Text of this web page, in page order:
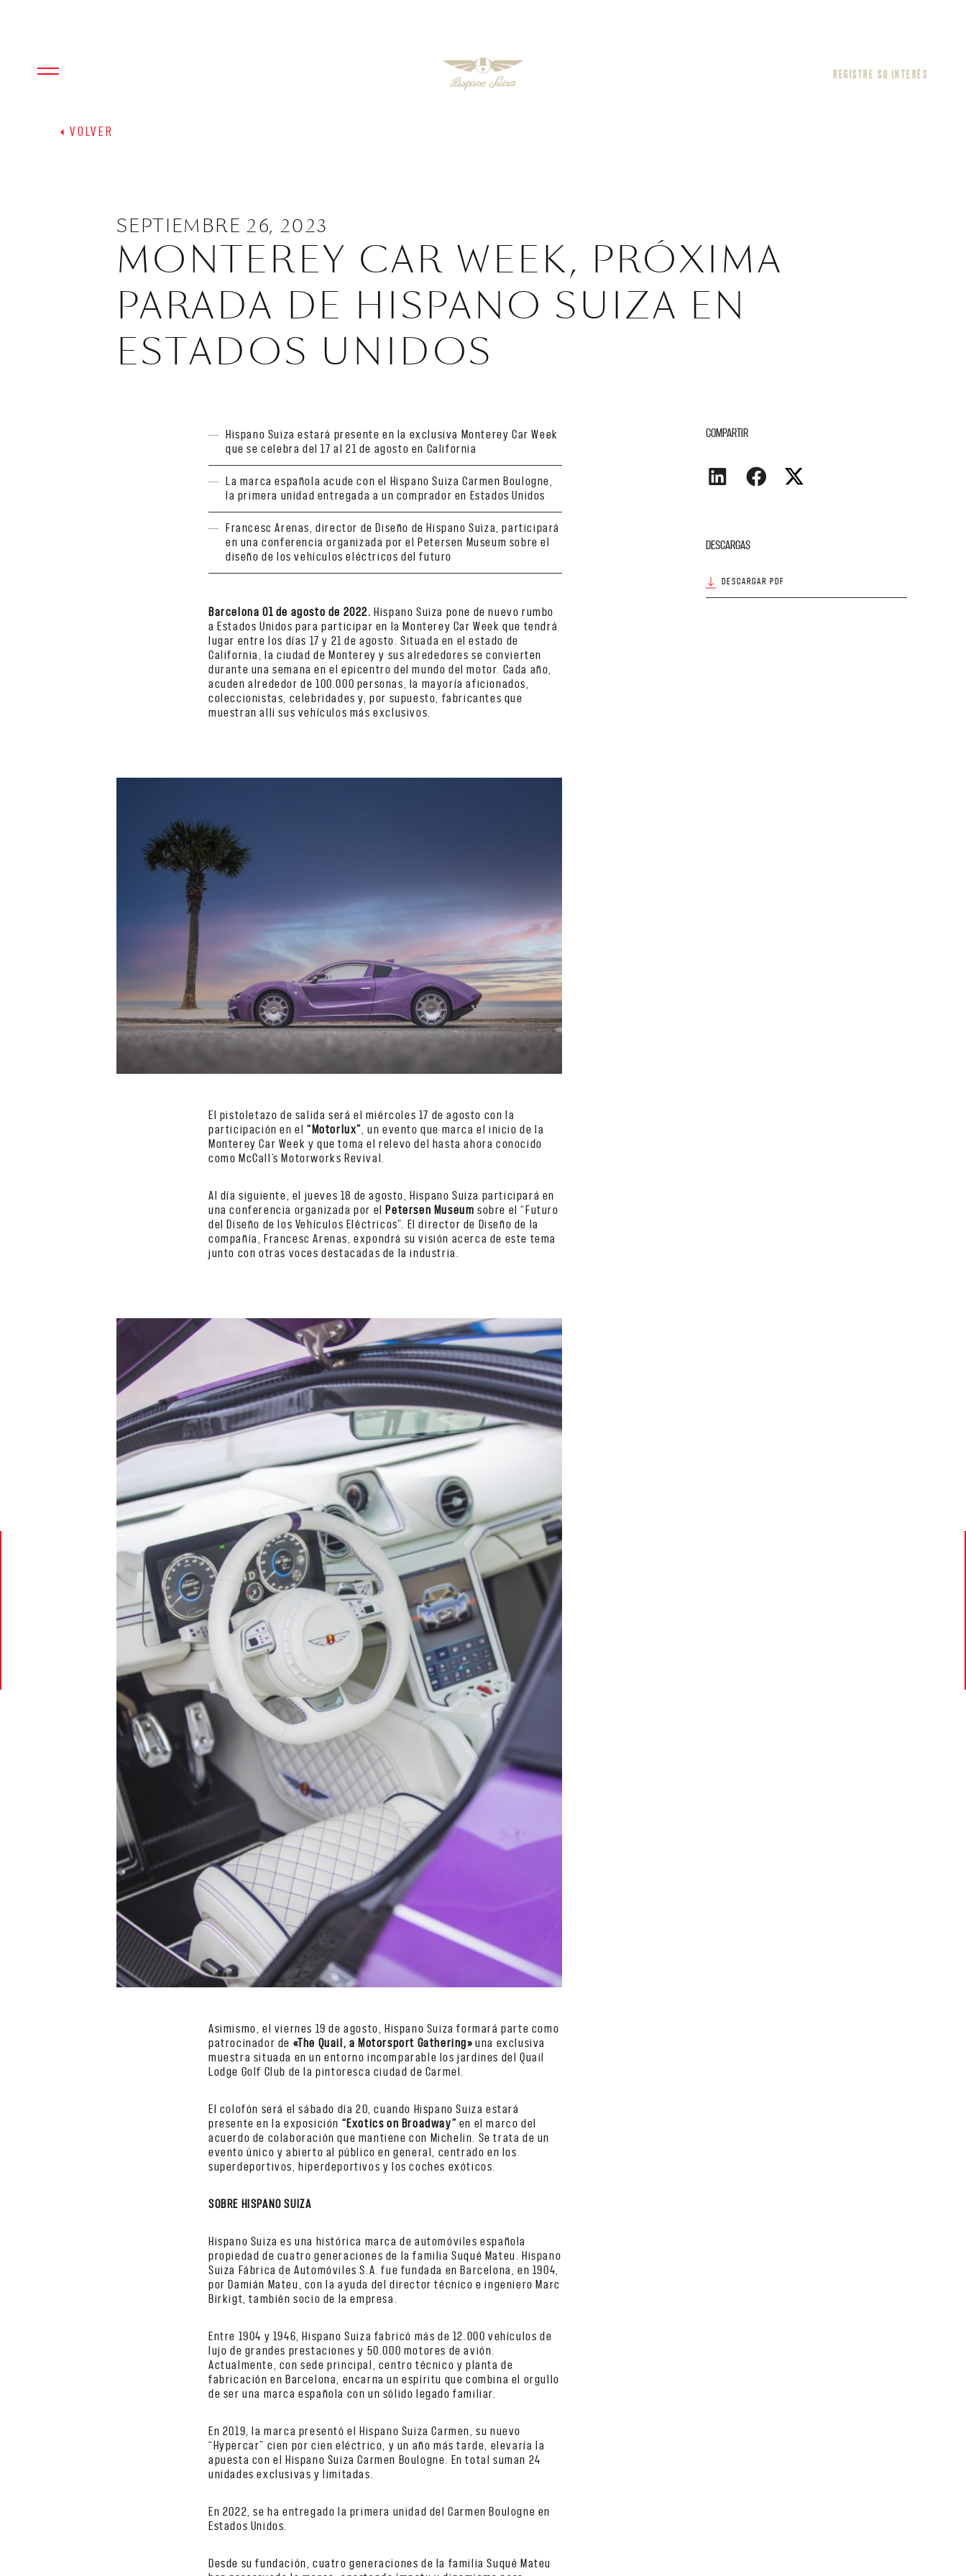
REGISTRE SU INTERÉS
VOLVER
SEPTIEMBRE 26, 2023
MONTEREY CAR WEEK, PRÓXIMA
PARADA DE HISPANO SUIZA EN
ESTADOS UNIDOS
Hispano Suiza estará presente en la exclusiva Monterey Car Week
que se celebra del 17 al 21 de agosto en California
La marca española acude con el Hispano Suiza Carmen Boulogne,
la primera unidad entregada a un comprador en Estados Unidos
Francesc Arenas, director de Diseño de Hispano Suiza, participará
en una conferencia organizada por el Petersen Museum sobre el
diseño de los vehículos eléctricos del futuro
Barcelona 01 de agosto de 2022. Hispano Suiza pone de nuevo rumbo
a Estados Unidos para participar en la Monterey Car Week que tendrá
lugar entre los días 17 y 21 de agosto. Situada en el estado de
California, la ciudad de Monterey y sus alrededores se convierten
durante una semana en el epicentro del mundo del motor. Cada año,
acuden alrededor de 100.000 personas, la mayoría aficionados,
coleccionistas, celebridades y, por supuesto, fabricantes que
muestran allí sus vehículos más exclusivos.
El pistoletazo de salida será el miércoles 17 de agosto con la
participación en el “Motorlux”
, un evento que marca el inicio de la
Monterey Car Week y que toma el relevo del hasta ahora conocido
como McCall’s Motorworks Revival.
Al día siguiente, el jueves 18 de agosto, Hispano Suiza participará en
una conferencia organizada por el Petersen Museum sobre el “Futuro
del Diseño de los Vehículos Eléctricos”. El director de Diseño de la
compañía, Francesc Arenas, expondrá su visión acerca de este tema
junto con otras voces destacadas de la industria.
Asimismo, el viernes 19 de agosto, Hispano Suiza formará parte como
patrocinador de «The Quail, a Motorsport Gathering» una exclusiva
muestra situada en un entorno incomparable los jardines del Quail
Lodge Golf Club de la pintoresca ciudad de Carmel.
El colofón será el sábado día 20, cuando Hispano Suiza estará
presente en la exposición “Exotics on Broadway” en el marco del
acuerdo de colaboración que mantiene con Michelin. Se trata de un
evento único y abierto al público en general, centrado en los
superdeportivos, hiperdeportivos y los coches exóticos.
SOBRE HISPANO SUIZA
Hispano Suiza es una histórica marca de automóviles española
propiedad de cuatro generaciones de la familia Suqué Mateu. Hispano
Suiza Fábrica de Automóviles S.A. fue fundada en Barcelona, en 1904,
por Damián Mateu, con la ayuda del director técnico e ingeniero Marc
Birkigt, también socio de la empresa.
Entre 1904 y 1946, Hispano Suiza fabricó más de 12.000 vehículos de
lujo de grandes prestaciones y 50.000 motores de avión.
Actualmente, con sede principal, centro técnico y planta de
fabricación en Barcelona, encarna un espíritu que combina el orgullo
de ser una marca española con un sólido legado familiar.
En 2019, la marca presentó el Hispano Suiza Carmen, su nuevo
“Hypercar” cien por cien eléctrico, y un año más tarde, elevaría la
apuesta con el Hispano Suiza Carmen Boulogne. En total suman 24
unidades exclusivas y limitadas.
En 2022, se ha entregado la primera unidad del Carmen Boulogne en
Estados Unidos.
Desde su fundación, cuatro generaciones de la familia Suqué Mateu
COMPARTIR
DESCARGAS
DESCARGAR PDF